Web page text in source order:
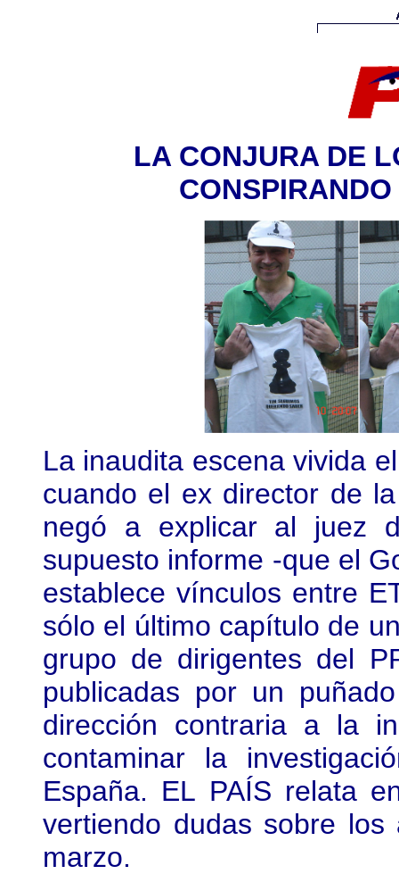
LA CONJURA DE
La inaudita escena vivida
cuando el ex director de
negó a explicar al juez
supuesto informe -que el
establece vínculos entre
sólo el último capítulo de
grupo de dirigentes del
publicadas por un
dirección contraria a la
contaminar la
España. EL PAÍS relata
vertiendo dudas sobre
marzo.